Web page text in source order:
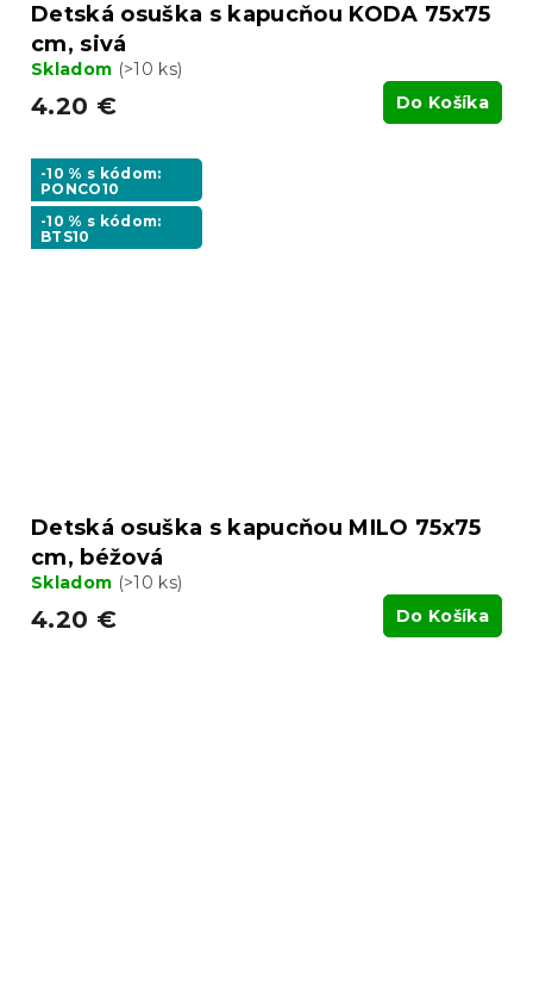
Detská osuška s kapucňou KODA 75x75
cm, sivá
Skladom (>10 ks)
4.20 € Do Košíka
-10 % s kódom:
PONCO10
-10 % s kódom:
BTS10
Detská osuška s kapucňou MILO 75x75
cm, béžová
Skladom (>10 ks)
4.20 € Do Košíka